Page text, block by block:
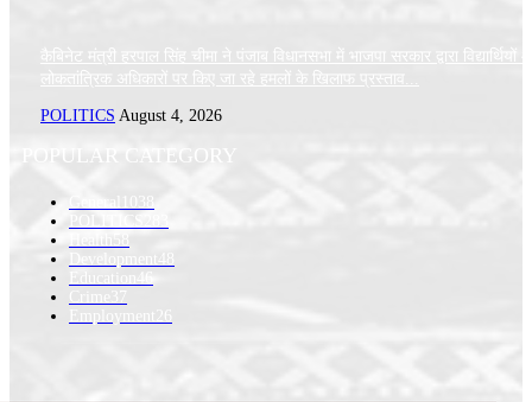
कैबिनेट मंत्री हरपाल सिंह चीमा ने पंजाब विधानसभा में भाजपा सरकार द्वारा विद्यार्थियों
लोकतांत्रिक अधिकारों पर किए जा रहे हमलों के खिलाफ प्रस्ताव...
POLITICS August 4, 2026
POPULAR CATEGORY
General
1038
58
Development 48
Education46
Crime 37
Employment 26